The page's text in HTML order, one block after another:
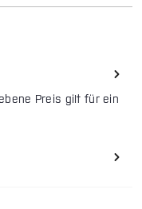
Preis gilt für ein